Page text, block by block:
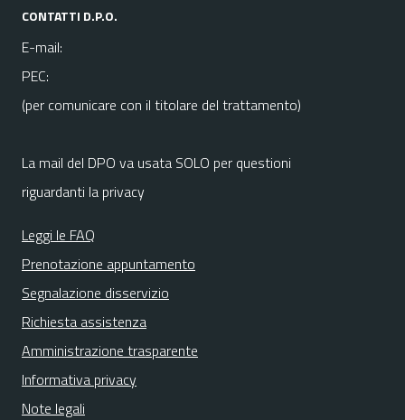
CONTATTI D.P.O.
E-mail:
PEC:
(per comunicare con il titolare del trattamento)
La mail del DPO va usata SOLO per questioni
riguardanti la privacy
Leggi le FAQ
Prenotazione appuntamento
Segnalazione disservizio
Richiesta assistenza
Amministrazione trasparente
Informativa privacy
Note legali